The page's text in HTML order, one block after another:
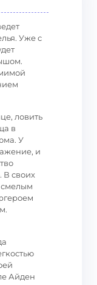
Уже с
ловить
в
У
и
В своих
смелым
Айден